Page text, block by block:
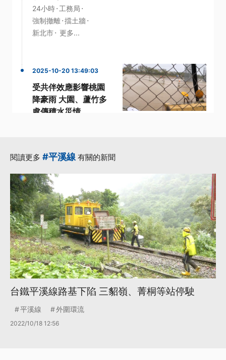
24小時· 工務局 ·
強制撤離·擋土牆·
新北市· 更多...
2025-10-20 13:49:03
受共伴效應影響桃園
降豪雨 大園、蘆竹多
處傳積水災情
閱讀更多 #平溪線有關的新聞
台鐵平溪線路基下陷 三貂嶺、菁桐等站停駛
平溪線 外圍環流
2022/10/18 12:56